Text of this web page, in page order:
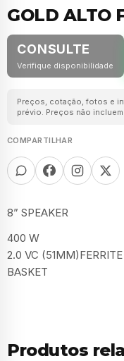
GOLD ALTO
CONSULTE
Verifique disponibilidade
Preços, cotação, fotos e
prévio. Preços não
COMPARTILHAR
8” SPEAKER
400 W
2.0 VC
BASKET
Produtos